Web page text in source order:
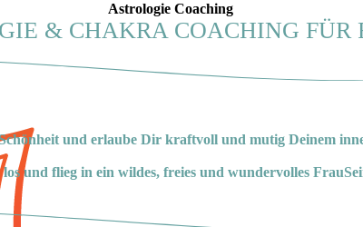
Astrologie Coaching
& CHAKRA COACHING FÜR
und erlaube Dir kraftvoll und mutig Deinem
los und flieg in ein wildes, freies und wundervolles